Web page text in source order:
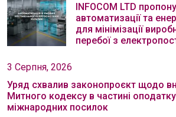
INFOCOM LTD
автоматизації та
для мінімізації
перебої з
3 Серпня, 2026
Уряд схвалив законопроєкт щодо
Митного кодексу в частині
міжнародних посилок